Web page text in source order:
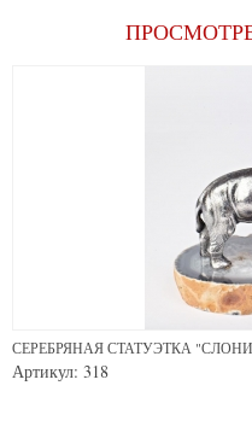
СЕРЕБРЯНАЯ СТАТУЭТКА
Артикул: 318